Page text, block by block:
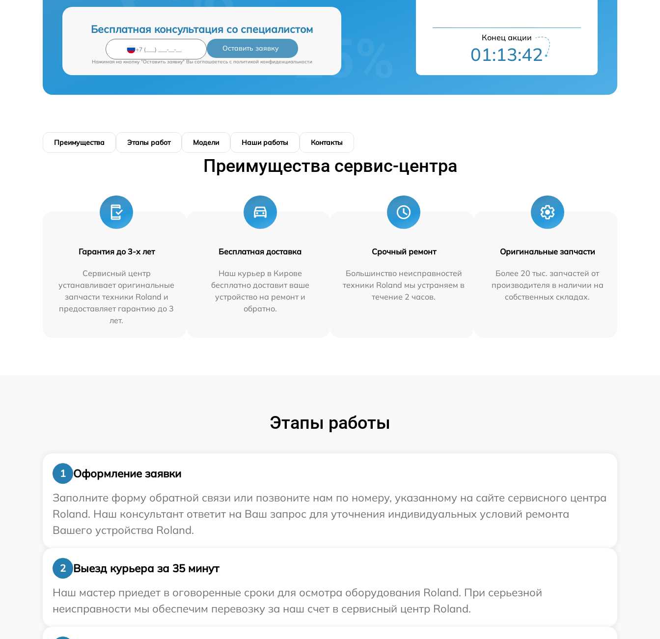
Бесплатная консультация со специалистом
Оставить заявку
Нажимая на кнопку "Оставить заявку" Вы соглашаетесь c политикой конфиденциальности
Конец акции
01:13:41
Преимущества Этапы работ Модели Наши работы Контакты
Преимущества сервис-центра
Гарантия до 3-х лет
Сервисный центр
устанавливает оригинальные
запчасти техники Roland и
предоставляет гарантию до 3
лет.
Бесплатная доставка
Наш курьер в Кирове
бесплатно доставит ваше
устройство на ремонт и
обратно.
Срочный ремонт
Большинство неисправностей
техники Roland мы устраняем в
течение 2 часов.
Оригинальные запчасти
Более 20 тыс. запчастей от
производителя в наличии на
собственных складах.
Этапы работы
1
Оформление заявки
Заполните форму обратной связи или позвоните нам по номеру, указанному на сайте сервисного центра
Roland. Наш консультант ответит на Ваш запрос для уточнения индивидуальных условий ремонта
Вашего устройства Roland.
2
Выезд курьера за 35 минут
Наш мастер приедет в оговоренные сроки для осмотра оборудования Roland. При серьезной
неисправности мы обеспечим перевозку за наш счет в сервисный центр Roland.